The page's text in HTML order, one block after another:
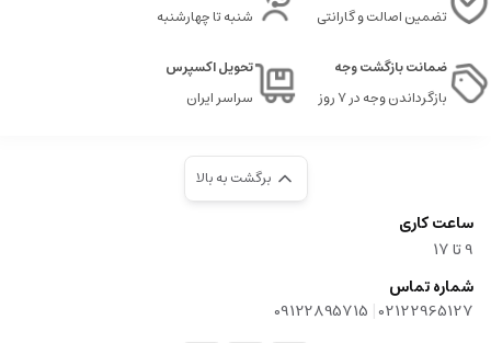
تضمین اصالت و گارانتی
شنبه تا چهارشنبه
ضمانت بازگشت وجه
بازگرداندن وجه در ۷ روز
تحویل اکسپرس
سراسر ایران
برگشت به بالا
ساعت کاری
9‌ تا ۱۷
شماره تماس
02122965127
|
09122895715